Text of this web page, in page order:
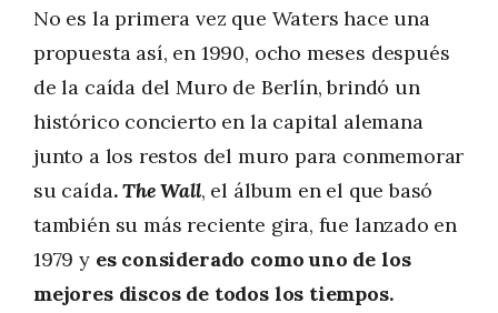
No es la primera vez que Waters hace una
propuesta así, en 1990, ocho meses después
de la caída del Muro de Berlín, brindó un
histórico concierto en la capital alemana
junto a los restos del muro para conmemorar
su caída.The Wall, el álbum en el que basó
también su más reciente gira, fue lanzado en
1979 y es considerado como uno de los
mejores discos de todos los tiempos.